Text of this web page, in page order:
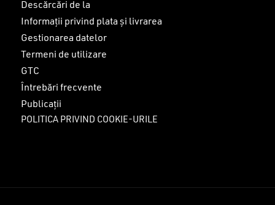
Descărcări de la
Informații privind plata și livrarea
Gestionarea datelor
Termeni de utilizare
GTC
Întrebări frecvente
Publicații
POLITICA PRIVIND COOKIE-URILE